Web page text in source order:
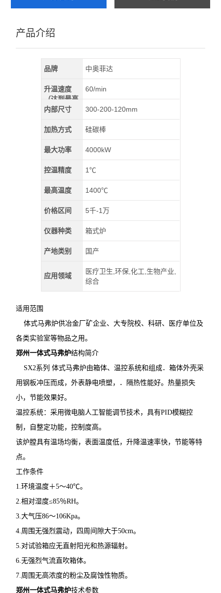
产品介绍
品牌 中奥菲达
升温速度
（达到最高
温）
60/min
内部尺寸 300-200-120mm
加热方式 硅碳棒
最大功率 4000kW
控温精度 1℃
最高温度 1400℃
价格区间 5千-1万
仪器种类 箱式炉
产地类别 国产
应用领域
医疗卫生,环保,化工,生物产业,
综合
适用范围
体式马弗炉供冶金厂矿企业、大专院校、科研、医疗单位及
各类实验室等物品之用。
郑州一体式马弗炉​结构简介
SX2系列 体式马弗炉由箱体、温控系统和组成．箱体外壳采
用钢板冲压而成，外表静电喷塑，．隔热性能好。热量损失
小，节能效果好。
温控系统：采用微电脑人工智能调节技术，具有PID模糊控
制，自整定功能，控制度高。
该炉膛具有温场均衡，表面温度低，升降温速率快，节能等特
点。
工作条件
1.环境温度＋5～40℃。
2.相对湿度≤85％RH。
3.大气压86～106Kpa。
4.周围无强烈震动，四周间隙大于50cm。
5.对试验箱应无直射阳光和热源辐射。
6.无强烈气流直吹箱体。
7.周围无高浓度的粉尘及腐蚀性物质。
郑州一体式马弗炉​技术参数